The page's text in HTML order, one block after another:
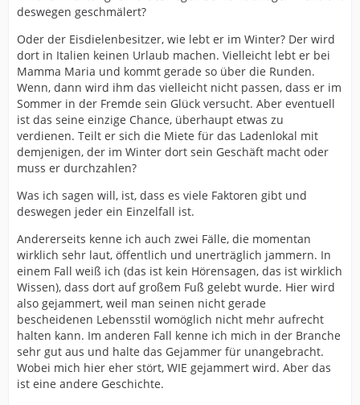
deswegen geschmälert?
Oder der Eisdielenbesitzer, wie lebt er im Winter? Der wird
dort in Italien keinen Urlaub machen. Vielleicht lebt er bei
Mamma Maria und kommt gerade so über die Runden.
Wenn, dann wird ihm das vielleicht nicht passen, dass er im
Sommer in der Fremde sein Glück versucht. Aber eventuell
ist das seine einzige Chance, überhaupt etwas zu
verdienen. Teilt er sich die Miete für das Ladenlokal mit
demjenigen, der im Winter dort sein Geschäft macht oder
muss er durchzahlen?
Was ich sagen will, ist, dass es viele Faktoren gibt und
deswegen jeder ein Einzelfall ist.
Andererseits kenne ich auch zwei Fälle, die momentan
wirklich sehr laut, öffentlich und unerträglich jammern. In
einem Fall weiß ich (das ist kein Hörensagen, das ist wirklich
Wissen), dass dort auf großem Fuß gelebt wurde. Hier wird
also gejammert, weil man seinen nicht gerade
bescheidenen Lebensstil womöglich nicht mehr aufrecht
halten kann. Im anderen Fall kenne ich mich in der Branche
sehr gut aus und halte das Gejammer für unangebracht.
Wobei mich hier eher stört, WIE gejammert wird. Aber das
ist eine andere Geschichte.